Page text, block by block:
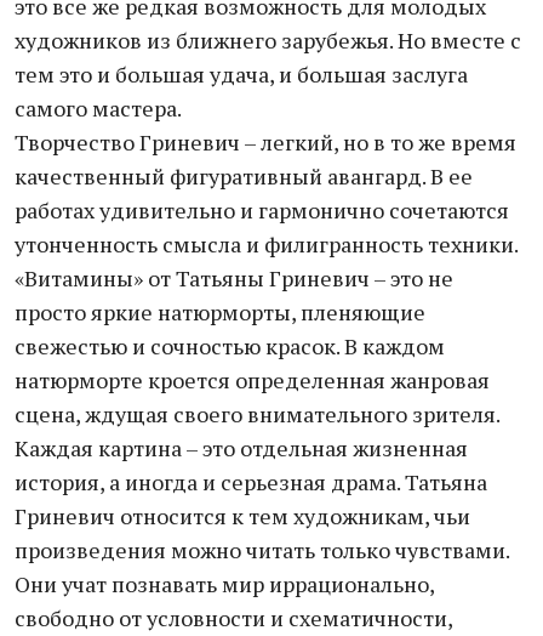
это все же редкая возможность для молодых
художников из ближнего зарубежья. Но вместе с
тем это и большая удача, и большая заслуга
самого мастера.
Творчество Гриневич – легкий, но в то же время
качественный фигуративный авангард. В ее
работах удивительно и гармонично сочетаются
утонченность смысла и филигранность техники.
«Витамины» от Татьяны Гриневич – это не
просто яркие натюрморты, пленяющие
свежестью и сочностью красок. В каждом
натюрморте кроется определенная жанровая
сцена, ждущая своего внимательного зрителя.
Каждая картина – это отдельная жизненная
история, а иногда и серьезная драма. Татьяна
Гриневич относится к тем художникам, чьи
произведения можно читать только чувствами.
Они учат познавать мир иррационально,
свободно от условности и схематичности,